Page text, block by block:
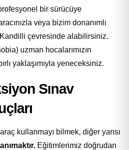
bir sürücüye
veya bizim donanımlı
çevresinde alabilirsiniz.
uzman hocalarımızın
yaklaşımıyla yeneceksiniz.
Sınav
araç kullanmayı bilmek, diğer yarısı
Eğitimlerimiz doğrudan